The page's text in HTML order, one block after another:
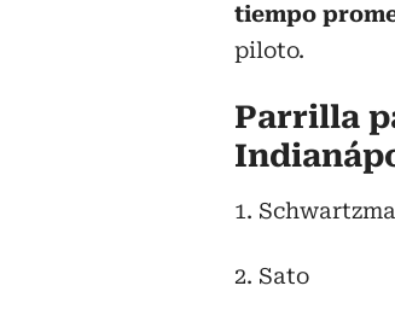
tiempo
piloto.
Parrilla
1.
2. Sato